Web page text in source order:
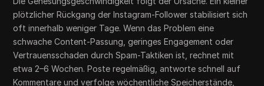
plötzlicher Rückgang der Instagram-Follower stabilisiert sich
oft innerhalb weniger Tage. Wenn das Problem eine
schwache Content-Passung, geringes Engagement oder
Vertrauensschaden durch Spam-Taktiken ist, rechnet mit
etwa 2–6 Wochen. Poste regelmäßig, antworte schnell auf
Kommentare und verfolge wöchentliche Speicherstände,